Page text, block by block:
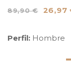
89,90 € 26,97
Perfil: Hombre